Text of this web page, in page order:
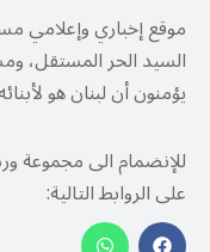
موقع إخباري وإعلامي
السيد الحر المستقل،
يؤمنون أن لبنان هو
للإنضمام الى مجموعة
على الروابط التالية: